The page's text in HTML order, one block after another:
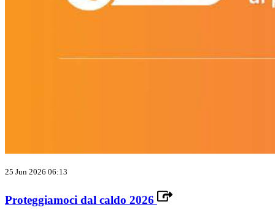
25 Jun 2026 06:13
Proteggiamoci dal caldo 2026